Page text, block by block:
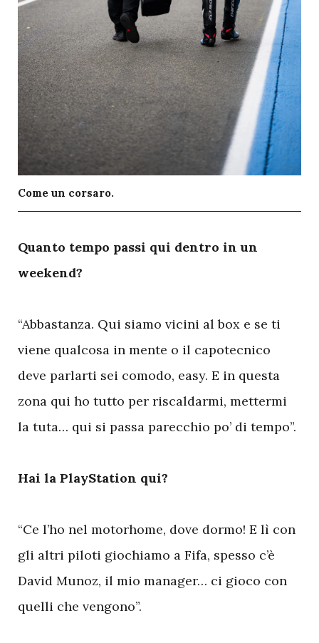
Come un corsaro.
Quanto tempo passi qui dentro in un
weekend?
“Abbastanza. Qui siamo vicini al box e se ti
viene qualcosa in mente o il capotecnico
deve parlarti sei comodo, easy. E in questa
zona qui ho tutto per riscaldarmi, mettermi
la tuta… qui si passa parecchio po’ di tempo”.
Hai la PlayStation qui?
“Ce l’ho nel motorhome, dove dormo! E lì con
gli altri piloti giochiamo a Fifa, spesso c’è
David Munoz, il mio manager… ci gioco con
quelli che vengono”.